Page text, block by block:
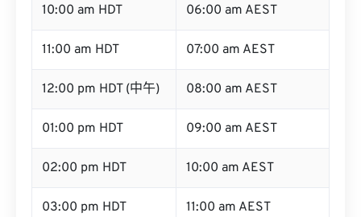
10:00 am HDT 06:00 am AEST
11:00 am HDT 07:00 am AEST
12:00 pm HDT (中午) 08:00 am AEST
01:00 pm HDT 09:00 am AEST
02:00 pm HDT 10:00 am AEST
03:00 pm HDT 11:00 am AEST